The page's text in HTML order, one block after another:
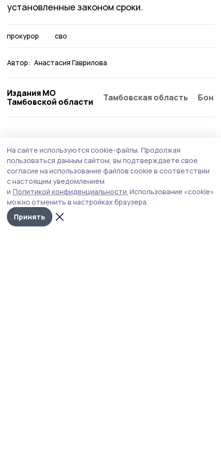
установленные законом сроки.
прокурор сво
Автор: Анастасия Гаврилова
Издания МО
Тамбовской области
Тамбовская область
«Обитель» исцеляет: вдова бойца СВО из
Знаменки рассказала о паломническом
центре
Члены семей погибших участников специальной
военной операции при поддержке фонда «Защитники
Отечества» стали участниками реабилитационной
смены в Свято-Успенском Псково-Печёрском
На сайте используются cookie-файлы. Продолжая
пользоваться данным сайтом, вы подтверждаете свое
согласие на использование файлов cookie в соответствии
с настоящим уведомлением
и Политикой конфиденциальности. Использование «cookie»
можно отменить в настройках браузера.
Принять